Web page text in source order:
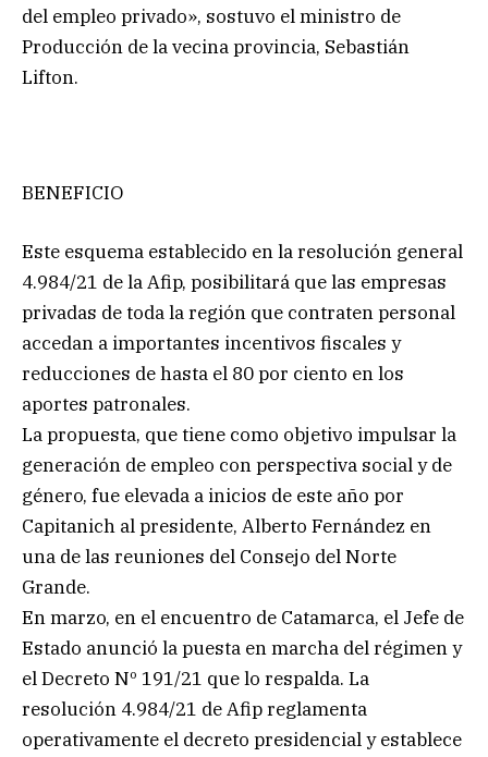
del empleo privado», sostuvo el ministro de
Producción de la vecina provincia, Sebastián
Lifton.
BENEFICIO
Este esquema establecido en la resolución general
4.984/21 de la Afip, posibilitará que las empresas
privadas de toda la región que contraten personal
accedan a importantes incentivos fiscales y
reducciones de hasta el 80 por ciento en los
aportes patronales.
La propuesta, que tiene como objetivo impulsar la
generación de empleo con perspectiva social y de
género, fue elevada a inicios de este año por
Capitanich al presidente, Alberto Fernández en
una de las reuniones del Consejo del Norte
Grande.
En marzo, en el encuentro de Catamarca, el Jefe de
Estado anunció la puesta en marcha del régimen y
el Decreto Nº 191/21 que lo respalda. La
resolución 4.984/21 de Afip reglamenta
operativamente el decreto presidencial y establece